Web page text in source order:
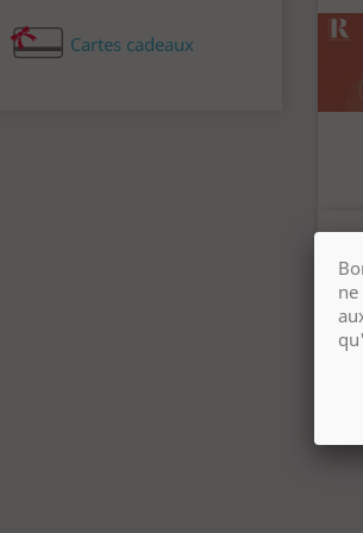
Cartes cadeaux